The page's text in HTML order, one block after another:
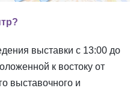
выставки с 13:00 до
к востоку от
выставочного и